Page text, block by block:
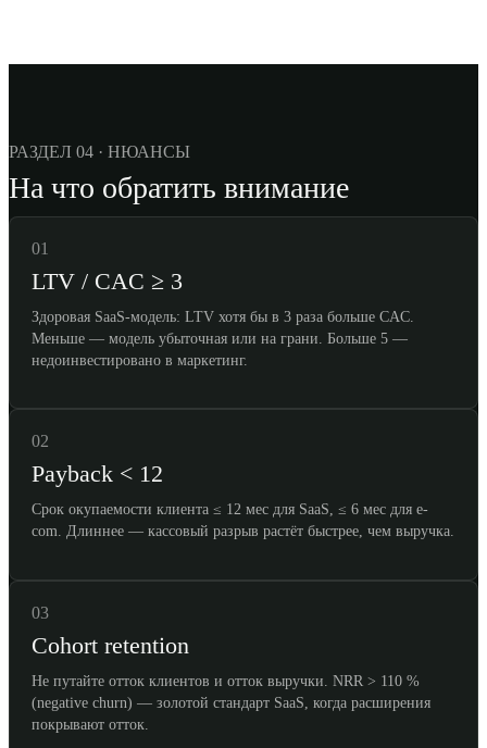
РАЗДЕЛ 04 · НЮАНСЫ
На что обратить внимание
01
LTV / CAC ≥ 3
Здоровая SaaS-модель: LTV хотя бы в 3 раза больше CAC.
Меньше — модель убыточная или на грани. Больше 5 —
недоинвестировано в маркетинг.
02
Payback < 12
Срок окупаемости клиента ≤ 12 мес для SaaS, ≤ 6 мес для e-
com. Длиннее — кассовый разрыв растёт быстрее, чем выручка.
03
Cohort retention
Не путайте отток клиентов и отток выручки. NRR > 110 %
(negative churn) — золотой стандарт SaaS, когда расширения
покрывают отток.